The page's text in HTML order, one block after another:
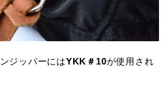
ジッパーにはYKK＃10が使用され